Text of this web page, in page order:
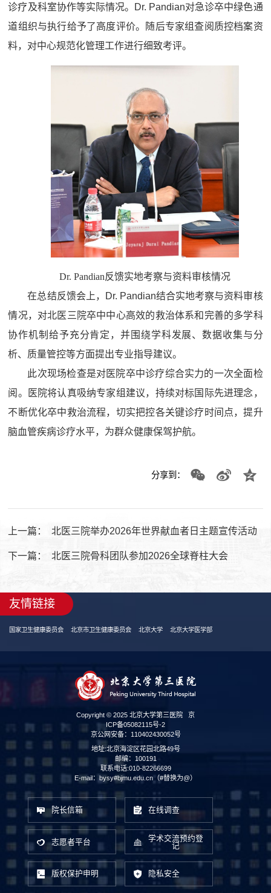
诊疗及科室协作等实际情况。Dr. Pandian对急诊卒中绿色通
道组织与执行给予了高度评价。随后专家组查阅质控档案资
料，对中心规范化管理工作进行细致考评。
Dr. Pandian反馈实地考察与资料审核情况
在总结反馈会上，Dr. Pandian结合实地考察与资料审核
情况，对北医三院卒中中心高效的救治体系和完善的多学科
协作机制给予充分肯定，并围绕学科发展、数据收集与分
析、质量管控等方面提出专业指导建议。
此次现场检查是对医院卒中诊疗综合实力的一次全面检
阅。医院将认真吸纳专家组建议，持续对标国际先进理念，
不断优化卒中救治流程，切实把控各关键诊疗时间点，提升
脑血管疾病诊疗水平，为群众健康保驾护航。
分享到：
上一篇： 北医三院举办2026年世界献血者日主题宣传活动
下一篇： 北医三院骨科团队参加2026全球脊柱大会
友情链接
国家卫生健康委员会 北京市卫生健康委员会 北京大学 北京大学医学部
Copyright © 2025 北京大学第三医院 京
ICP备05082115号-2
京公网安备：110402430052号
地址:北京海淀区花园北路49号
邮编：100191
联系电话:010-82266699
E-mail：bysy#bjmu.edu.cn（#替换为@）
院长信箱 在线调查
志愿者平台
学术交流预约登
记
版权保护申明 隐私安全